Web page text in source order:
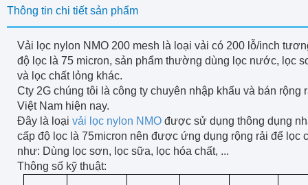
Thông tin chi tiết sản phẩm
Vải lọc nylon NMO 200 mesh là loại vải có 200 lỗ/inch
độ lọc là 75 micron, sản phẩm thường dùng lọc nước, lọc
và lọc chất lỏng khác.
Cty 2G chúng tôi là công ty chuyên nhập khẩu và bán rộng
Việt Nam hiện nay.
Đây là loại vải lọc nylon NMO được sử dụng thông dụng
cấp độ lọc là 75micron nên được ứng dụng rộng rải để lọc
như: Dùng lọc sơn, lọc sữa, lọc hóa chất, ...
Thông số kỹ thuật: